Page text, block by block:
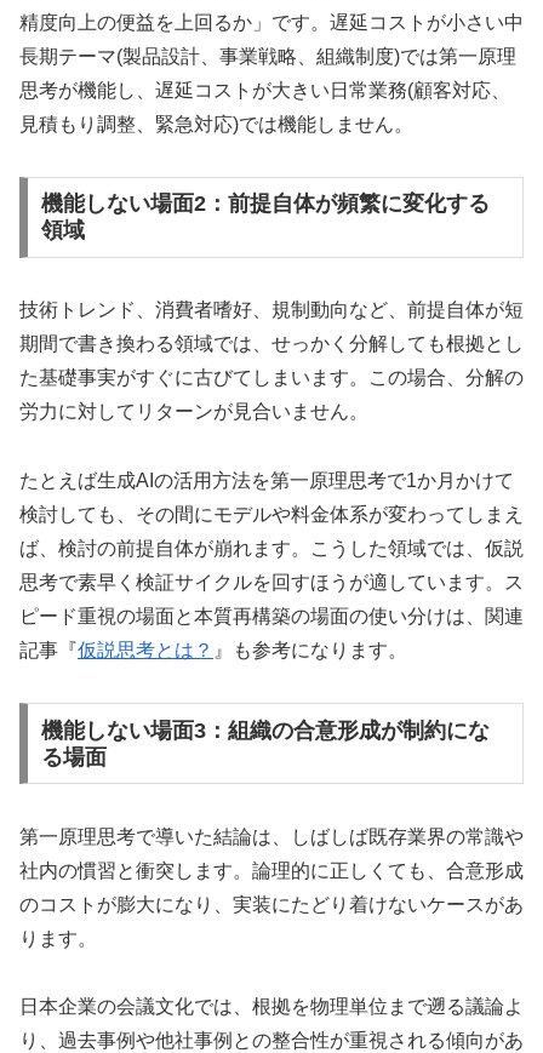
精度向上の便益を上回るか」です。遅延コストが小さい中
長期テーマ(製品設計、事業戦略、組織制度)では第一原理
思考が機能し、遅延コストが大きい日常業務(顧客対応、
見積もり調整、緊急対応)では機能しません。
機能しない場面2：前提自体が頻繁に変化する
領域
技術トレンド、消費者嗜好、規制動向など、前提自体が短
期間で書き換わる領域では、せっかく分解しても根拠とし
た基礎事実がすぐに古びてしまいます。この場合、分解の
労力に対してリターンが見合いません。
たとえば生成AIの活用方法を第一原理思考で1か月かけて
検討しても、その間にモデルや料金体系が変わってしまえ
ば、検討の前提自体が崩れます。こうした領域では、仮説
思考で素早く検証サイクルを回すほうが適しています。ス
ピード重視の場面と本質再構築の場面の使い分けは、関連
記事『仮説思考とは？ 』も参考になります。
機能しない場面3：組織の合意形成が制約にな
る場面
第一原理思考で導いた結論は、しばしば既存業界の常識や
社内の慣習と衝突します。論理的に正しくても、合意形成
のコストが膨大になり、実装にたどり着けないケースがあ
ります。
日本企業の会議文化では、根拠を物理単位まで遡る議論よ
り、過去事例や他社事例との整合性が重視される傾向があ